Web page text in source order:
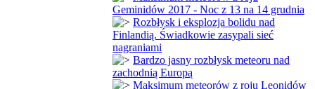
Geminidów 2017 - Noc z 13 na 14 grudnia
Rozbłysk i eksplozja bolidu nad
Finlandią. Świadkowie zasypali sieć
nagraniami
Bardzo jasny rozbłysk meteoru nad
zachodnią Europą
Maksimum meteorów z roju Leonidów